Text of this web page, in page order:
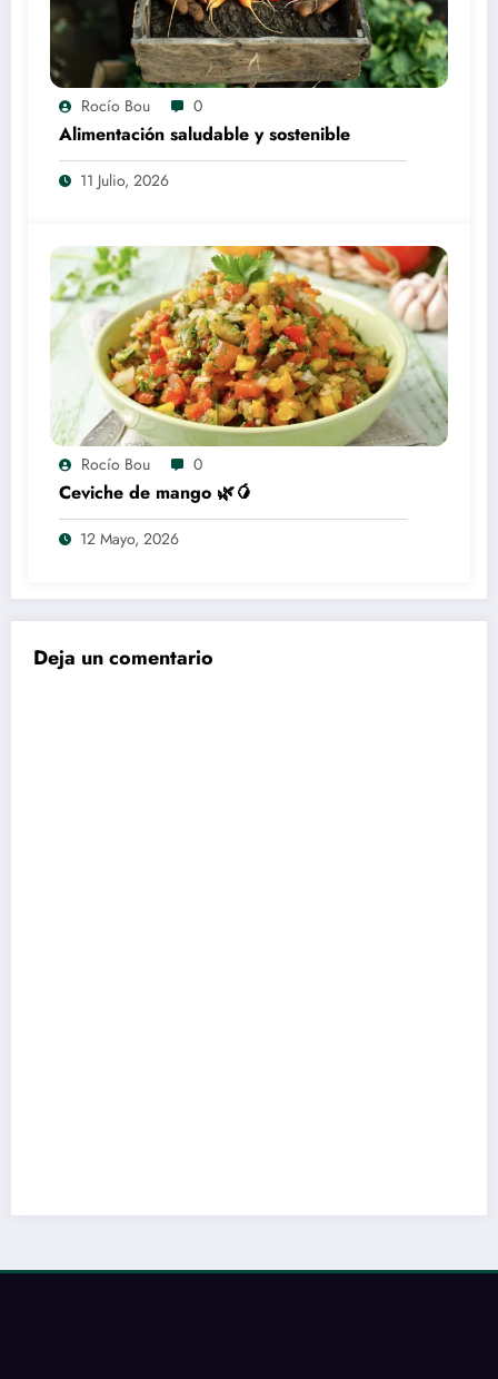
Rocío Bou 0
Alimentación saludable y sostenible
11 Julio, 2026
Rocío Bou 0
Ceviche de mango 🌿🥭
12 Mayo, 2026
Deja un comentario